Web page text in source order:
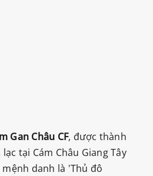
Gan Châu CF, được thành
tại Cám Châu Giang Tây
danh là 'Thủ đô